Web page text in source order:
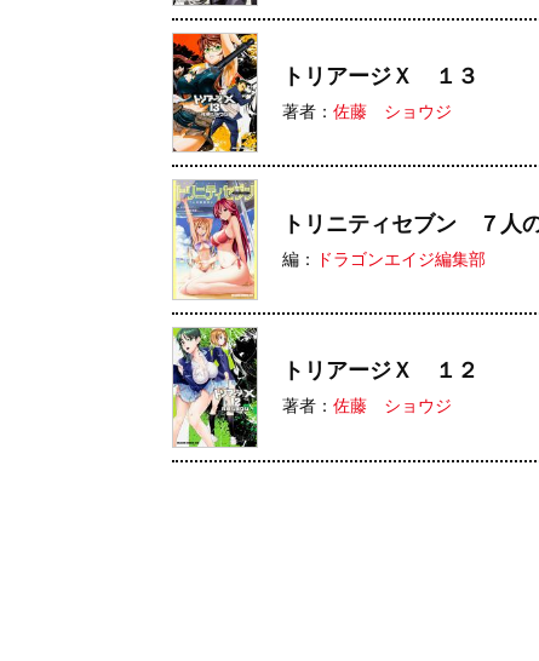
トリアージＸ １３
著者： 佐藤 ショウジ
トリニティセブン ７人
編： ドラゴンエイジ編集部
トリアージＸ １２
著者： 佐藤 ショウジ